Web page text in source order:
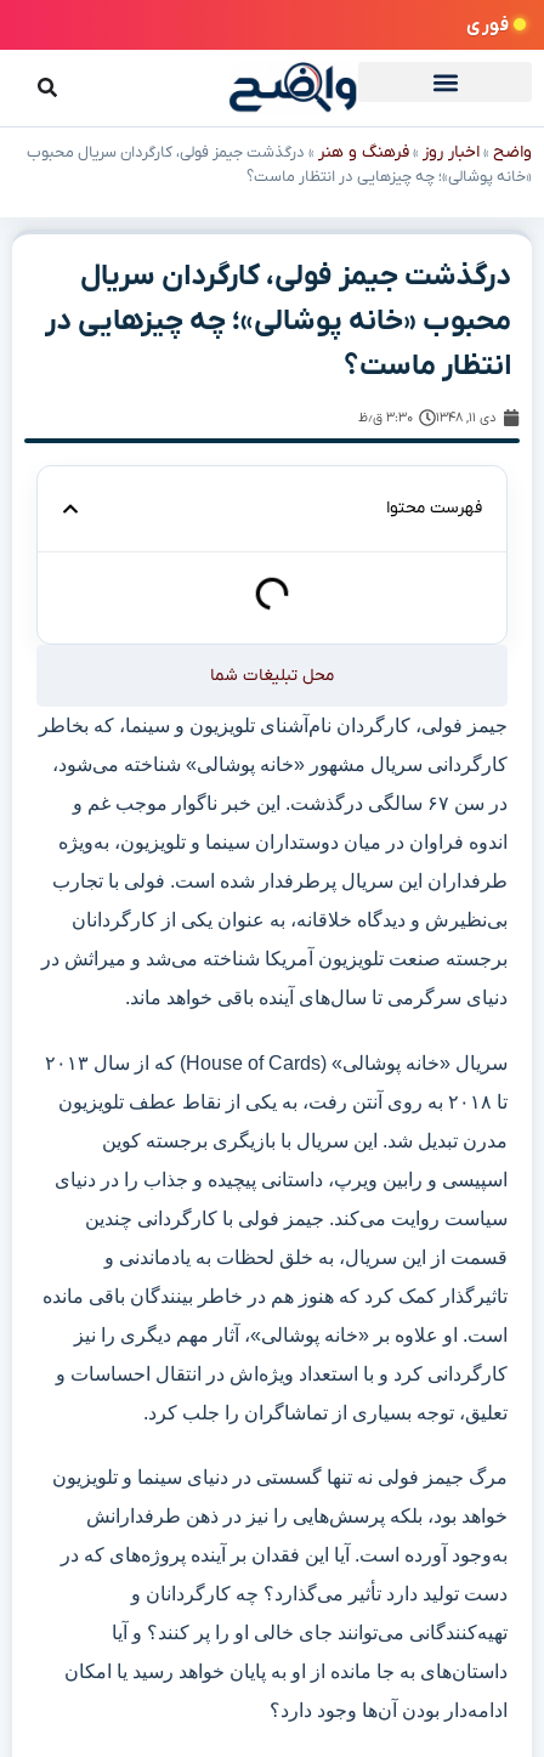
فوری
واضح »اخبار روز »فرهنگ و هنر » درگذشت جیمز فولی، کارگردان سریال محبوب
«خانه پوشالی»؛ چه چیزهایی در انتظار ماست؟
درگذشت جیمز فولی، کارگردان سریال
محبوب «خانه پوشالی»؛ چه چیزهایی در
انتظار ماست؟
دی ۱۱, ۱۳۴۸ ۳:۳۰ ق٫ظ
فهرست محتوا
محل تبلیغات شما
جیمز فولی، کارگردان نام‌آشنای تلویزیون و سینما، که بخاطر
کارگردانی سریال مشهور «خانه پوشالی» شناخته می‌شود،
در سن ۶۷ سالگی درگذشت. این خبر ناگوار موجب غم و
اندوه فراوان در میان دوستداران سینما و تلویزیون، به‌ویژه
طرفداران این سریال پرطرفدار شده است. فولی با تجارب
بی‌نظیرش و دیدگاه خلاقانه، به عنوان یکی از کارگردانان
برجسته صنعت تلویزیون آمریکا شناخته می‌شد و میراثش در
دنیای سرگرمی تا سال‌های آینده باقی خواهد ماند.
سریال «خانه پوشالی» (House of Cards) که از سال ۲۰۱۳
تا ۲۰۱۸ به روی آنتن رفت، به یکی از نقاط عطف تلویزیون
مدرن تبدیل شد. این سریال با بازیگری برجسته کوین
اسپیسی و رابین ویرپ، داستانی پیچیده و جذاب را در دنیای
سیاست روایت می‌کند. جیمز فولی با کارگردانی چندین
قسمت از این سریال، به خلق لحظات به یادماندنی و
تاثیرگذار کمک کرد که هنوز هم در خاطر بینندگان باقی مانده
است. او علاوه بر «خانه پوشالی»، آثار مهم دیگری را نیز
کارگردانی کرد و با استعداد ویژه‌اش در انتقال احساسات و
تعلیق، توجه بسیاری از تماشاگران را جلب کرد.
مرگ جیمز فولی نه تنها گسستی در دنیای سینما و تلویزیون
خواهد بود، بلکه پرسش‌هایی را نیز در ذهن طرفدارانش
به‌وجود آورده است. آیا این فقدان بر آینده پروژه‌های که در
دست تولید دارد تأثیر می‌گذارد؟ چه کارگردانان و
تهیه‌کنندگانی می‌توانند جای خالی او را پر کنند؟ و آیا
داستان‌های به جا مانده از او به پایان خواهد رسید یا امکان
ادامه‌دار بودن آن‌ها وجود دارد؟